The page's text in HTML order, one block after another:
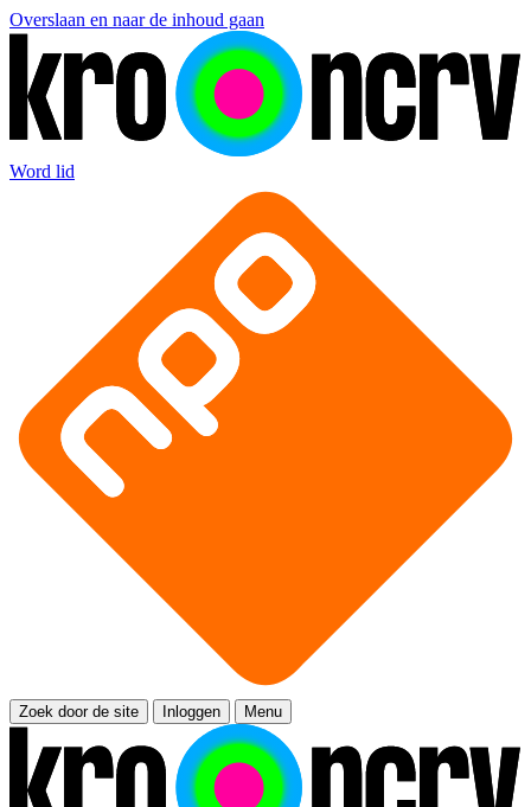
Overslaan en naar de inhoud gaan
Word lid
Zoek door de site Inloggen Menu